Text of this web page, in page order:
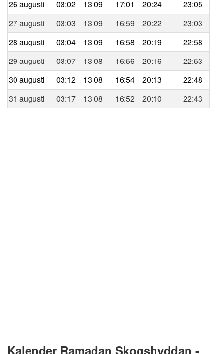
26 augusti 03:02 13:09 17:01 20:24
23:05
27 augusti
03:03 13:09 16:59 20:22
23:03
28 augusti
03:04 13:09 16:58 20:19
22:58
29 augusti
03:07 13:08 16:56 20:16
22:53
30 augusti
03:12 13:08 16:54 20:13
22:48
31 augusti
03:17 13:08 16:52 20:10 22:43
Kalender Ramadan Skogshyddan -